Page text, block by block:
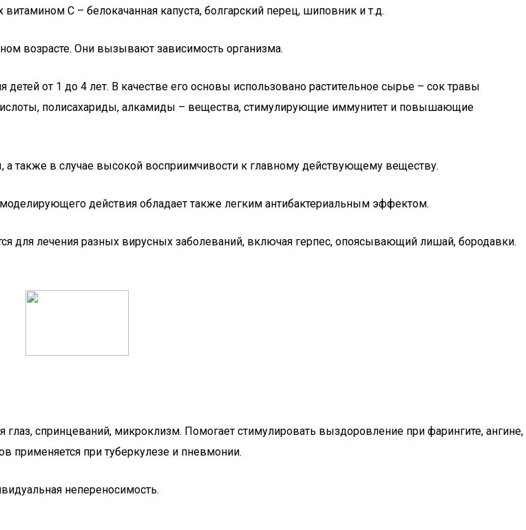
С – белокачанная капуста, болгарский перец, шиповник и т.д.
возрасте. Они вызывают зависимость организма.
от 1 до 4 лет. В качестве его основы использовано растительное сырье – сок травы
полисахариды, алкамиды – вещества, стимулирующие иммунитет и повышающие
также в случае высокой восприимчивости к главному действующему веществу.
действия обладает также легким антибактериальным эффектом.
для лечения разных вирусных заболеваний, включая герпес, опоясывающий лишай, бородавки.
спринцеваний, микроклизм. Помогает стимулировать выздоровление при фарингите, ангине,
применяется при туберкулезе и пневмонии.
непереносимость.